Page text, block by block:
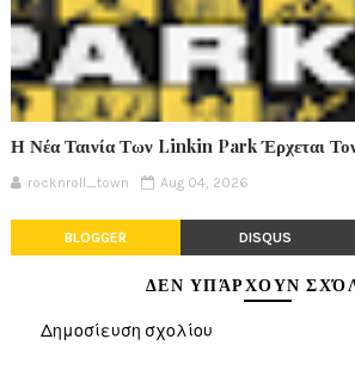
Η Νέα Ταινία Των Linkin Park Έρχεται
rocknroll_town Aug 04, 2026
BLOGGER DISQUS
ΔΕΝ ΥΠΆΡΧΟΥΝ
Δημοσίευση σχολίου